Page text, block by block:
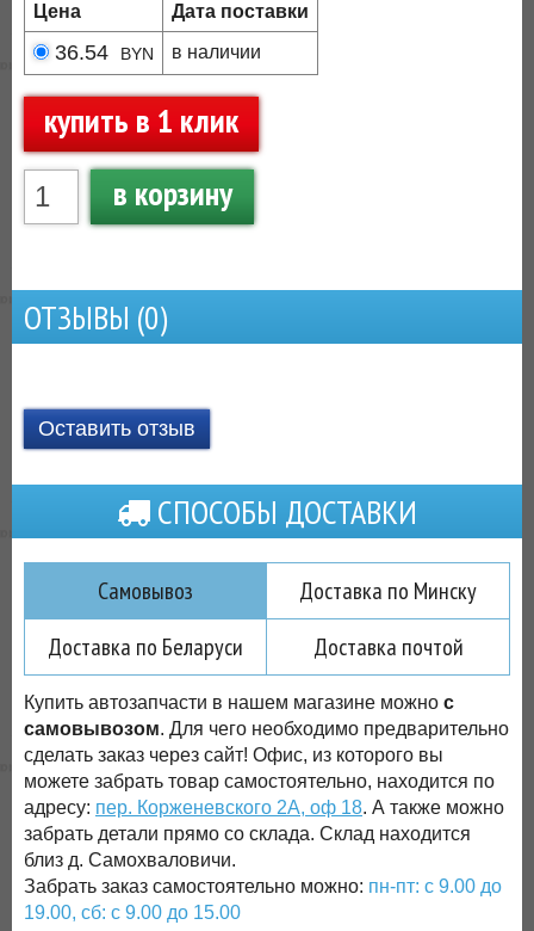
Цена Дата поставки
36.54 BYN в наличии
купить в 1 клик
в корзину
ОТЗЫВЫ (0)
Оставить отзыв
СПОСОБЫ ДОСТАВКИ
Самовывоз
Доставка по Минску
Доставка по Беларуси
Доставка почтой
Купить автозапчасти в нашем магазине можно с
самовывозом. Для чего необходимо предварительно
сделать заказ через сайт! Офис, из которого вы
можете забрать товар самостоятельно, находится по
адресу: пер. Корженевского 2А, оф 18. А также можно
забрать детали прямо со склада. Склад находится
близ д. Самохваловичи.
Забрать заказ самостоятельно можно: пн-пт: с 9.00 до
19.00, сб: с 9.00 до 15.00